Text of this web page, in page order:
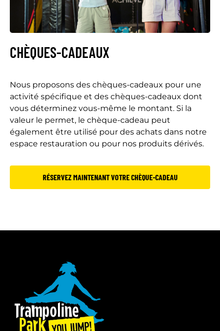
CHÈQUES-CADEAUX
Nous proposons des chèques-cadeaux pour une
activité spécifique et des chèques-cadeaux dont
vous déterminez vous-même le montant. Si la
valeur le permet, le chèque-cadeau peut
également être utilisé pour des achats dans notre
espace restauration ou pour nos produits dérivés.
RÉSERVEZ MAINTENANT VOTRE CHÈQUE-CADEAU